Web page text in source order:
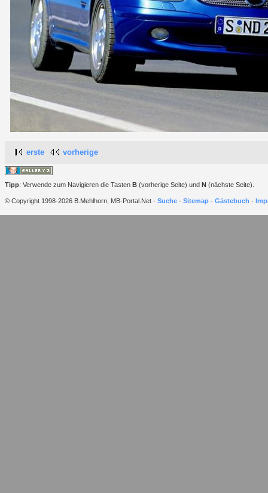
erste vorherige
Tipp: Verwende zum Navigieren die Tasten B (vorherige Seite) und N (nächste Seite).
© Copyright 1998-2026 B.Mehlhorn, MB-Portal.Net - Suche - Sitemap - Gästebuch -